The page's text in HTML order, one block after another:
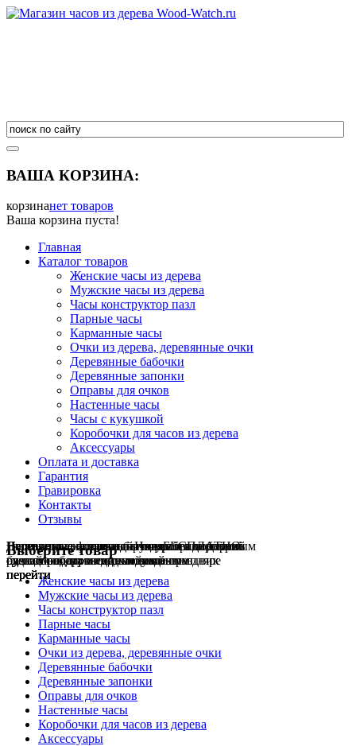
ВАША КОРЗИНА:
корзинанет товаров
Ваша корзина пуста!
Главная
Каталог товаров
Женские часы из дерева
Мужские часы из дерева
Часы конструктор пазл
Парные часы
Карманные часы
Очки из дерева, деревянные очки
Деревянные бабочки
Деревянные запонки
Оправы для очков
Настенные часы
Часы с кукушкой
Коробочки для часов из дерева
Аксессуары
Оплата и доставка
Гарантия
Гравировка
Контакты
Отзывы
Гравировка на часахобычнаяБЕСПЛАТНО
сделай подарок индивидуальным
перейти
Деревянные флешкии ручкис гравировкой
сделаем подарок эксклюзивным
перейти
Настенные резныечасыНатуральное дерево
ручная работа в единичном экземпляре
перейти
Парные часыотличный подарок влюблённым
на годовщину или семейный праздник
перейти
Деревянные оправыдля очковбез диоптрий
будь стильным всегда и везде
перейти
Выберите товар
Женские часы из дерева
Мужские часы из дерева
Часы конструктор пазл
Парные часы
Карманные часы
Очки из дерева, деревянные очки
Деревянные бабочки
Деревянные запонки
Оправы для очков
Настенные часы
Коробочки для часов из дерева
Аксессуары